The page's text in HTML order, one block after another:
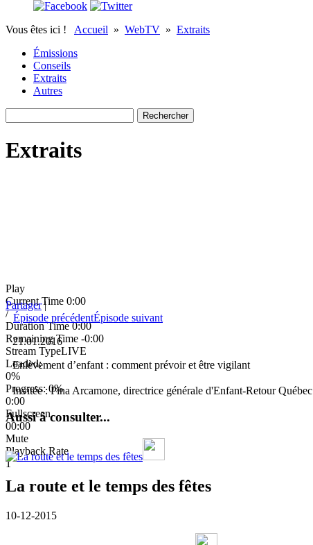
Vous êtes ici ! Accueil » WebTV » Extraits
Émissions
Conseils
Extraits
Autres
Extraits
Play
Current Time 0:00
/
Duration Time0:00
Remaining Time -0:00
Stream TypeLIVE
Loaded:
0%
Progress: 0%
0:00
Fullscreen
00:00
Mute
Playback Rate
1
Partager |
Épisode précédentÉpisode suivant
21.01.2016
Enlèvement d’enfant : comment prévoir et être vigilant
Invitée : Pina Arcamone, directrice générale d'Enfant-Retour Québec
Aussi à consulter...
La route et le temps des fêtes
10-12-2015